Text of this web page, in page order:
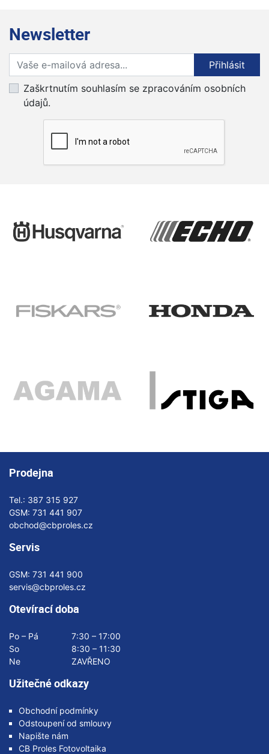
Newsletter
Přihlaste se k odběru novinek
Přihlásit
Zaškrtnutím souhlasím se zpracováním osobních
údajů.
Prodejna
Tel.: 387 315 927
GSM: 731 441 907
obchod@cbproles.cz
Servis
GSM: 731 441 900
servis@cbproles.cz
Otevírací doba
Po – Pá
7:30 – 17:00
So
8:30 – 11:30
Ne
ZAVŘENO
Užitečné odkazy
Obchodní podmínky
Odstoupení od smlouvy
Napište nám
CB Proles Fotovoltaika